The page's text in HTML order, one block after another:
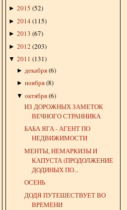
► 2015 (52)
► 2014 (115)
► 2013 (67)
► 2012 (203)
▼ 2011 (131)
► декабря(6)
► ноября(8)
▼ октября(6)
ИЗ ДОРОЖНЫХ ЗАМЕТОК
ВЕЧНОГО СТРАННИКА
БАБА ЯГА - АГЕНТ ПО
НЕДВИЖИМОСТИ
МЕНТЫ, НЕМАРКИЗЫ И
КАПУСТА (ПРОДОЛЖЕНИЕ
ДОДИНЫХ ПО...
ОСЕНЬ
ДОДЯ ПУТЕШЕСТВУЕТ ВО
ВРЕМЕНИ